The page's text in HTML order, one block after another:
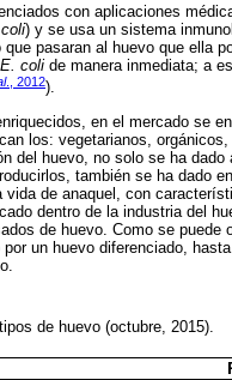
con aplicaciones
) y se usa un sistema
pasaran al huevo que ella
E. coli de manera inmediata; a
., 2012).
en el mercado se
los: vegetarianos,
del huevo, no solo se ha
también se ha dado
vida de anaquel, con
dentro de la industria del
de huevo. Como se puede
un huevo diferenciado,
de huevo (octubre, 2015).